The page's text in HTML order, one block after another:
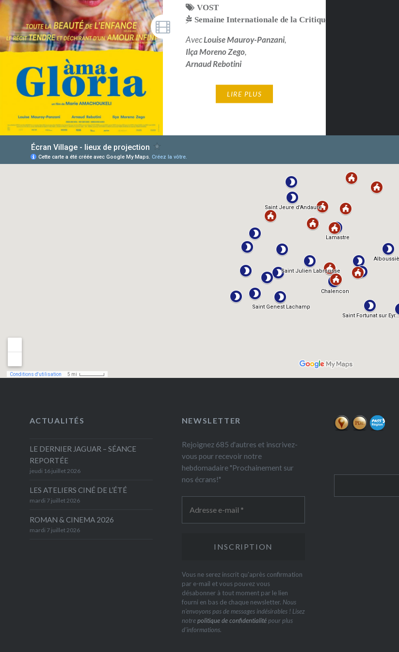
VOST
Semaine Internationale de la Critique - Cannes 2023
AvecLouise Mauroy-Panzani,
Ilça Moreno Zego,
Arnaud Rebotini
LIRE PLUS
ACTUALITÉS
LE DERNIER JAGUAR – SÉANCE
REPORTÉE
jeudi 16 juillet 2026
LES ATELIERS CINÉ DE L’ÉTÉ
mardi 7 juillet 2026
ROMAN & CINEMA 2026
mardi 7 juillet 2026
NEWSLETTER
Rejoignez 685 d'autres et inscrivez-
vous pour recevoir notre
hebdomadaire "Prochainement sur
nos écrans!"
Vous ne serez inscrit qu'après confirmation
par e-mail et vous pouvez vous
désabonner à tout moment par le lien
fourni en bas de chaque newsletter. Nous
n’envoyons pas de messages indésirables ! Lisez
notrepolitique de confidentialitépour plus
d’informations.